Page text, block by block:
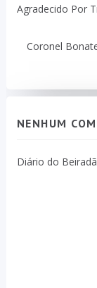
Agradecido Por
Coronel
NENHUM
Diário do